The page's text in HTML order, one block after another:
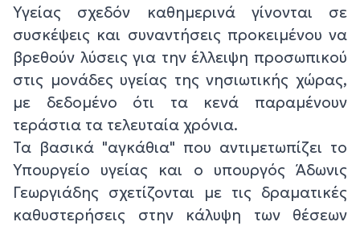
Υγείας σχεδόν καθημερινά γίνονται σε
συσκέψεις και συναντήσεις προκειμένου να
βρεθούν λύσεις για την έλλειψη προσωπικού
στις μονάδες υγείας της νησιωτικής χώρας,
με δεδομένο ότι τα κενά παραμένουν
τεράστια τα τελευταία χρόνια.
Τα βασικά "αγκάθια" που αντιμετωπίζει το
Υπουργείο υγείας και ο υπουργός Άδωνις
Γεωργιάδης σχετίζονται με τις δραματικές
καθυστερήσεις στην κάλυψη των θέσεων